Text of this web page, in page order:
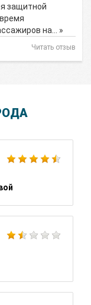
защитной
на… »
Читать отзыв